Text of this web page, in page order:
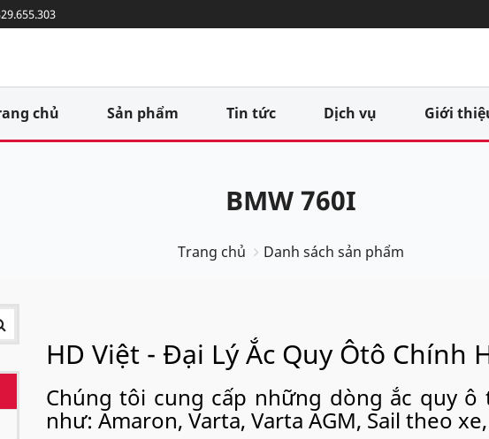
chủ Sản phẩm Tin tức Dịch vụ Giới
BMW 760I
Trang chủ Danh sách sản phẩm
HD Việt - Đại Lý Ắc Quy Ôtô Chính
Chúng tôi cung cấp những dòng ắc quy
như: Amaron, Varta, Varta AGM, Sail theo